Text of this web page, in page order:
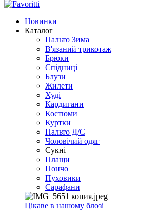
Новинки
Каталог
Пальто Зима
В'язаний трикотаж
Брюки
Спідниці
Блузи
Жилети
Худі
Кардигани
Костюми
Куртки
Пальто Д/С
Чоловічий одяг
Сукні
Плащи
Пончо
Пуховики
Сарафани
Цікаве в нашому блозі
XLSX